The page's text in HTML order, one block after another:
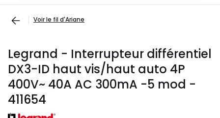
Voir le fil d'Ariane
Legrand - Interrupteur différentiel
DX3-ID haut vis/haut auto 4P
400V~ 40A AC 300mA -5 mod -
411654